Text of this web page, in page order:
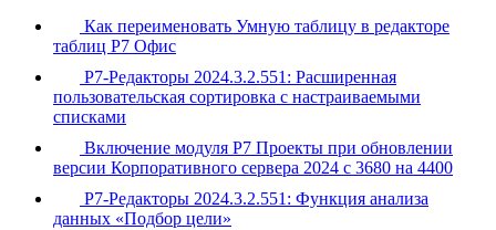
Как переименовать Умную таблицу в редакторе
таблиц Р7 Офис
Р7-Редакторы 2024.3.2.551: Расширенная
пользовательская сортировка с настраиваемыми
списками
Включение модуля Р7 Проекты при обновлении
версии Корпоративного сервера 2024 с 3680 на 4400
Р7-Редакторы 2024.3.2.551: Функция анализа
данных «Подбор цели»